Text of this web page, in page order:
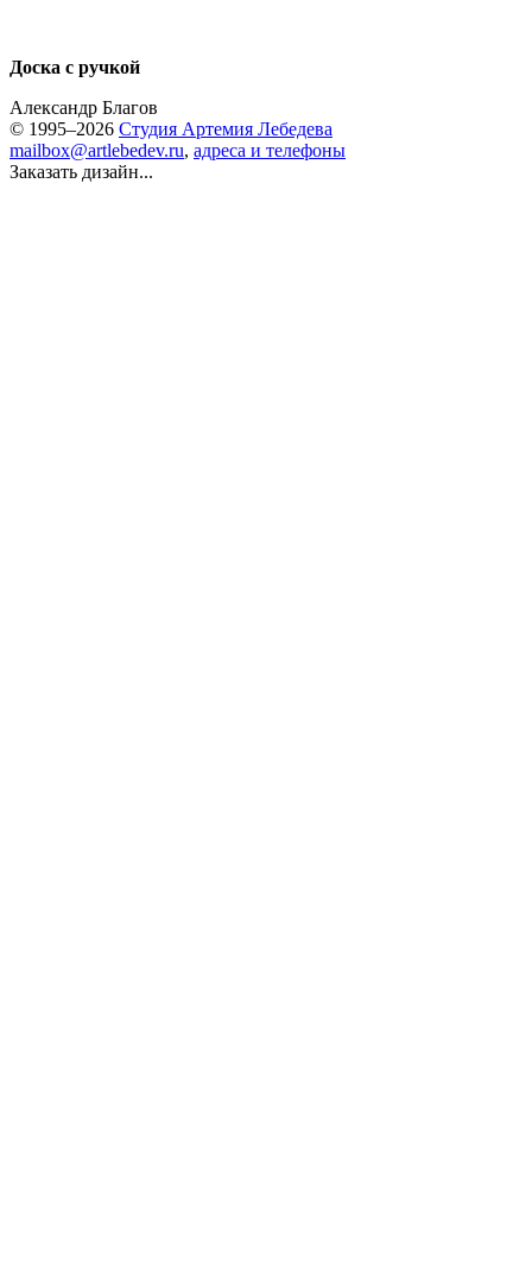
Доска с ручкой
Александр Благов
© 1995–2026 Студия Артемия Лебедева
mailbox@artlebedev.ru, адреса и телефоны
Заказать дизайн...